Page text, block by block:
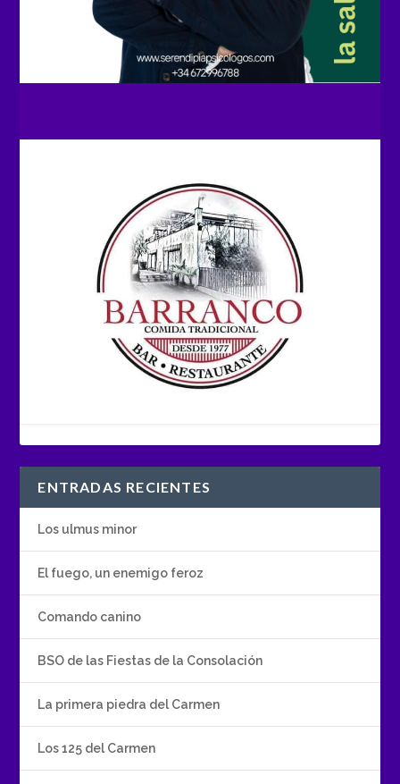
ENTRADAS RECIENTES
Los ulmus minor
El fuego, un enemigo feroz
Comando canino
BSO de las Fiestas de la Consolación
La primera piedra del Carmen
Los 125 del Carmen